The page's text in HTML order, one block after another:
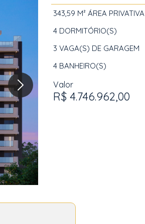
343,59 M² ÁREA PRIVATIVA
4 DORMITÓRIO(S)
3 VAGA(S) DE GARAGEM
4 BANHEIRO(S)
Valor
R$ 4.746.962,00